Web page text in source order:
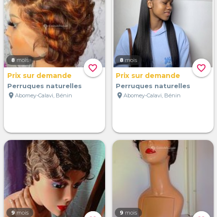
favorite_border
8 mois
Prix sur demande
Perruques naturelles
location_on Abomey-Calavi, Bénin
favorite_border
8 mois
Prix sur demande
Perruques naturelles
location_on Abomey-Calavi, Bénin
9 mois 9 mois